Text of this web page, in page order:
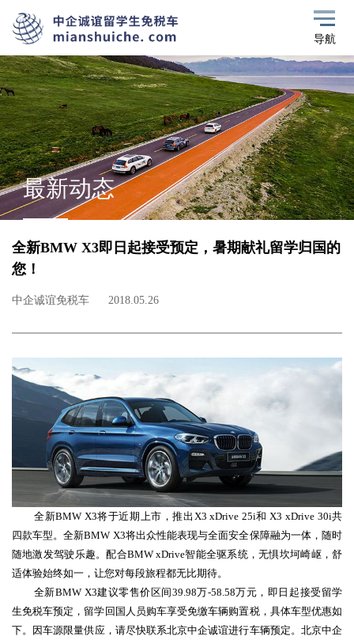
导航
最新动态
全新BMW X3即日起接受预定，暑期献礼留学归国的
您！
中企诚谊免税车 2018.05.26
全新BMW X3将于近期 上市，推出 X3 xDrive 25i和 X3 xDrive 30i共
四款车型。全新BMW X3将出众性能表现与全面安全保障融为一体，随时
随地激发驾驶乐趣。配合BMW xDrive智能全驱系统，无惧坎坷崎岖，舒
适体验始终如一，让您对每段旅程都无比期待。
全新BMW X3建议零售价区间39.98万-58.58万元，即日起接受留学
生免税车预定，留学 回国人员购车享受免缴车辆购置税 ， 具体车型优惠如
下。 因车源限量供应，请尽快联系北京中企诚谊进行车辆预定。 北京中企